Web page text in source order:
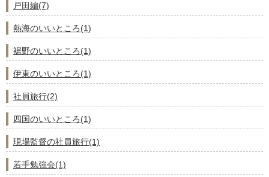
戸田編(7)
熱海のいいところ(1)
裾野のいいところ(1)
伊東のいいところ(1)
社員旅行(2)
四国のいいところ(1)
現場監督の社員旅行(1)
若手勉強会(1)